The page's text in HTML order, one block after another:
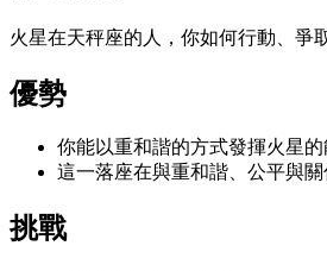
火星在天秤座的人，你如何行動、爭
優勢
你能以重和諧的方式發揮火星的
這一落座在與重和諧、公平與
挑戰